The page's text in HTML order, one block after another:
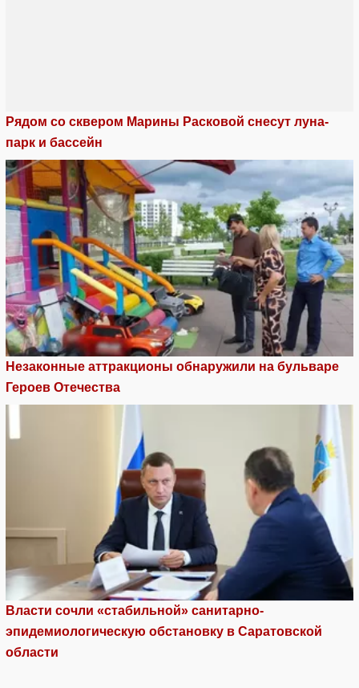
Рядом со сквером Марины Расковой снесут луна-
парк и бассейн
Незаконные аттракционы обнаружили на бульваре
Героев Отечества
Власти сочли «стабильной» санитарно-
эпидемиологическую обстановку в Саратовской
области